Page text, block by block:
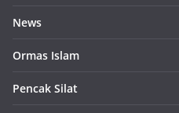
News
Ormas Islam
Pencak Silat